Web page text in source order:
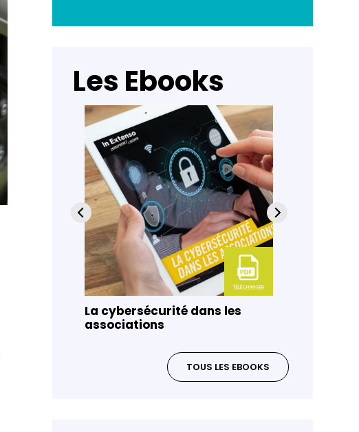
Les Ebooks
La cybersécurité dans les
associations
TOUS LES EBOOKS